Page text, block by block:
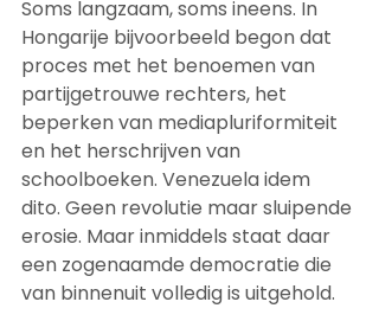
Soms langzaam, soms ineens. In
Hongarije bijvoorbeeld begon dat
proces met het benoemen van
partijgetrouwe rechters, het
beperken van mediapluriformiteit
en het herschrijven van
schoolboeken. Venezuela idem
dito. Geen revolutie maar sluipende
erosie. Maar inmiddels staat daar
een zogenaamde democratie die
van binnenuit volledig is uitgehold.